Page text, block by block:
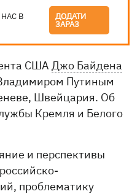
В ДОДАТИ
ЗАРАЗ
СШАДжо Байдена
Путиным
Швейцария. Об
Кремля и Белого
и перспективы
проблематику